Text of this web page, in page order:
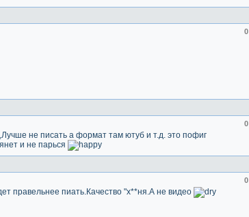
0
0
не писать а формат там ютуб и т.д. это пофиг
и не парься
0
правельнее пиать.Качество "х**ня.А не видео